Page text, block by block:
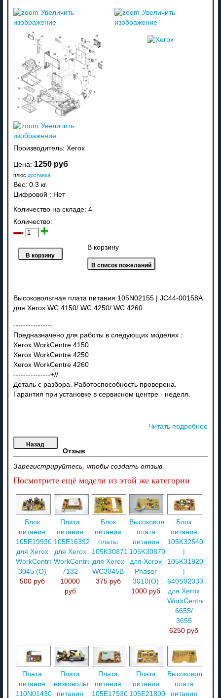
Увеличить
изображение
Увеличить
изображение
Увеличить
изображение
Производитель: Xerox
Цена: 1250 руб
плюс доставка
Вес: 0.3 кг.
Цифровой : Нет
Количество на складе: 4
Количество:
В корзину
Высоковольтная плата питания 105N02155 | JC44-00158A
для Xerox WC 4150/ WC 4250/ WC 4260
----------------
Предназначено для работы в следующих моделях :
Xerox WorkCentre 4150
Xerox WorkCentre 4250
Xerox WorkCentre 4260
---------------+//
Деталь с разбора. Работоспособность проверена.
Гарантия при установке в сервисном центре - неделя.
Читать подробнее
Отзыв
Зарегистрируйтесь, чтобы создать отзыв.
Посмотрите ещё модели из этой же категории
Блок
питания
105E19930
для Xerox
WorkCentre
3045 (O)
500 руб
Плата
питания
105E16392
для Xerox
WorkCentre
7132
10000
руб
Блок
питания
платы
105K30871
для Xerox
WC3045B
375 руб
Высоковольтная
плата
питания
105K30870
для Xerox
Phaser
3010(О)
1000 руб
Блок
питания
105K32540
105K31920
640S02033
для Xerox
WorkCentre
6655/
3655
6250 руб
Плата
питания
110N01430
Плата
низковольтного
питания
Плата
питания
105E17930
Плата
питания
105E21800
Высоковольтная
плата
питания